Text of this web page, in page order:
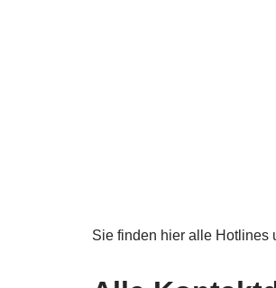
Sie finden hier alle Hotlines